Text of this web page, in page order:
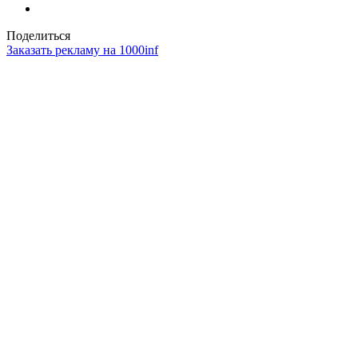
Поделиться
Заказать рекламу на 1000inf